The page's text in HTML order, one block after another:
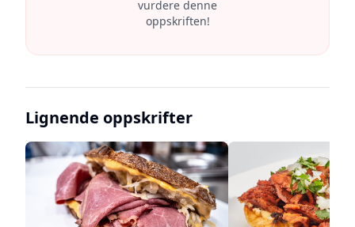
vurdere denne
oppskriften!
Lignende oppskrifter